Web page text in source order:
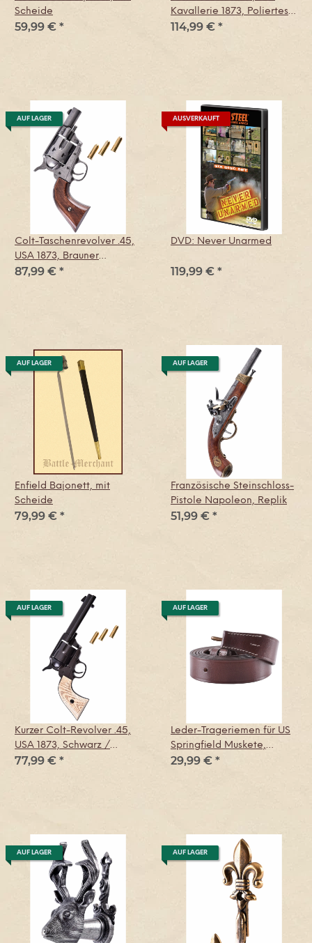
Scheide
59,99 € *
Kavallerie 1873, Poliertes
Nickel-Finish & Holz,
114,99 € *
AUF LAGER
Colt-Taschenrevolver .45,
USA 1873, Brauner
Holzgriff, Replik
87,99 € *
AUSVERKAUFT
DVD: Never Unarmed
119,99 € *
AUF LAGER
Enfield Bajonett, mit
Scheide
79,99 € *
AUF LAGER
Französische Steinschloss-
Pistole Napoleon, Replik
51,99 € *
AUF LAGER
Kurzer Colt-Revolver .45,
USA 1873, Schwarz /
Elfenbeinfarben, Replik
77,99 € *
AUF LAGER
Leder-Trageriemen für US
Springfield Muskete,
Watervliet Arsenal
29,99 € *
AUF LAGER AUF LAGER